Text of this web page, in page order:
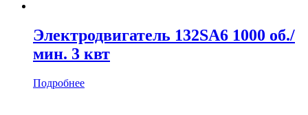
Электродвигатель 132SA6 1000 об./
мин. 3 квт
Подробнее